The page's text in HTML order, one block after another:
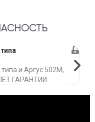
и Аргус 502М,
ГАРАНТИИ